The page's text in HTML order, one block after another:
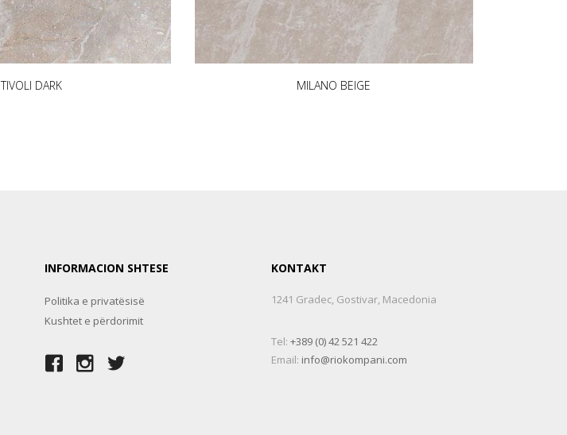
TIVOLI DARK MILANO BEIGE
INFORMACION SHTESE
Politika e privatësisë
Kushtet e përdorimit
KONTAKT
1241 Gradec, Gostivar, Macedonia
Tel: +389 (0) 42 521 422
Email: info@riokompani.com